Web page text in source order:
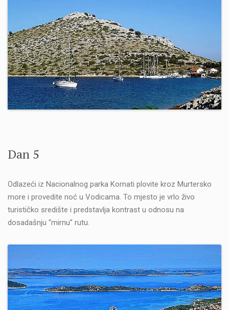
Dan 5
Odlazeći iz Nacionalnog parka Kornati plovite kroz Murtersko
more i provedite noć u Vodicama. To mjesto je vrlo živo
turističko središte i predstavlja kontrast u odnosu na
dosadašnju “mirnu” rutu.